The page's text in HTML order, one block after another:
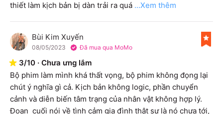
thiết làm kịch bản bị dàn trải ra quá ...Xem thêm
B Bùi Kim Xuyến
08/05/2023 Đã mua qua MoMo
3/10 · Chưa ưng lắm
Bộ phim làm mình khá thất vọng, bộ phim không đọng lại
chút ý nghĩa gì cả. Kịch bản không logic, phần chuyển
cảnh và diễn biến tâm trạng của nhân vật không hợp lý.
Đoạn  cuối nói về tình cảm gia đình thật sự là nó chưa tới,